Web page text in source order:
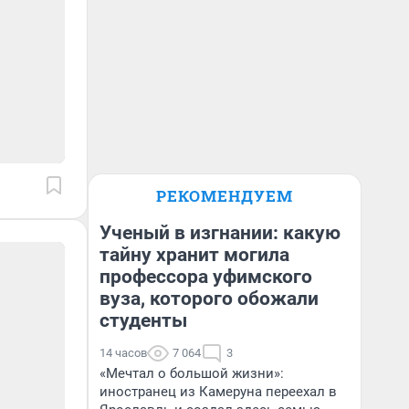
РЕКОМЕНДУЕМ
Ученый в изгнании: какую
тайну хранит могила
профессора уфимского
вуза, которого обожали
студенты
14 часов 7 064 3
«Мечтал о большой жизни»:
иностранец из Камеруна переехал в